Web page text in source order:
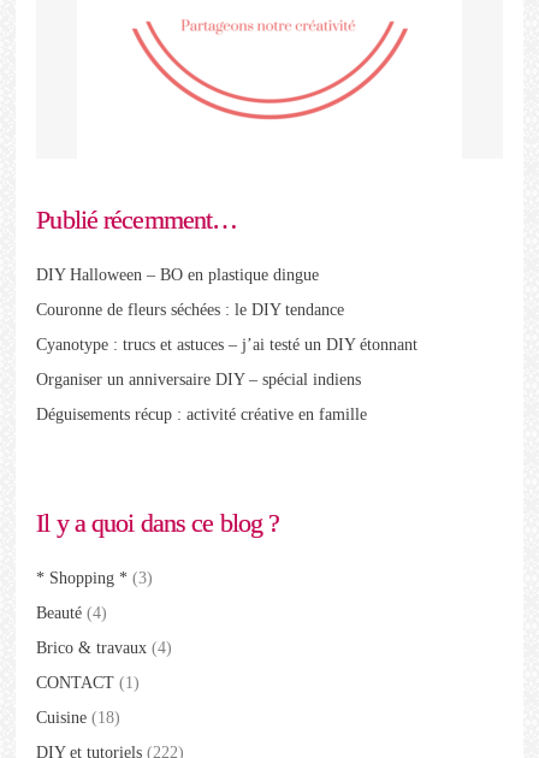
Publié récemment…
DIY Halloween – BO en plastique dingue
Couronne de fleurs séchées : le DIY tendance
Cyanotype : trucs et astuces – j’ai testé un DIY étonnant
Organiser un anniversaire DIY – spécial indiens
Déguisements récup : activité créative en famille
Il y a quoi dans ce blog ?
* Shopping * (3)
Beauté (4)
Brico & travaux (4)
CONTACT (1)
Cuisine (18)
DIY et tutoriels (222)